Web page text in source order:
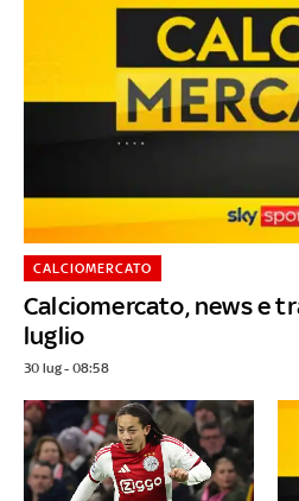
Calciomercato, news e
luglio
CALCIOMERCATO
30 lug - 08:58